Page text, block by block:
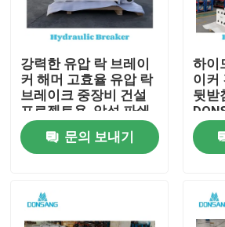
강력한 유압 락 브레이
커 해머 고효율 유압 락
브레이크 중장비 건설
프로젝트용, 암석 파쇄
부터 재활용까지
DONSANG 다용도 유압
브레이커, OEM 보증 포
문의 보내기
하이
이커
뒷받
브레
지원
망